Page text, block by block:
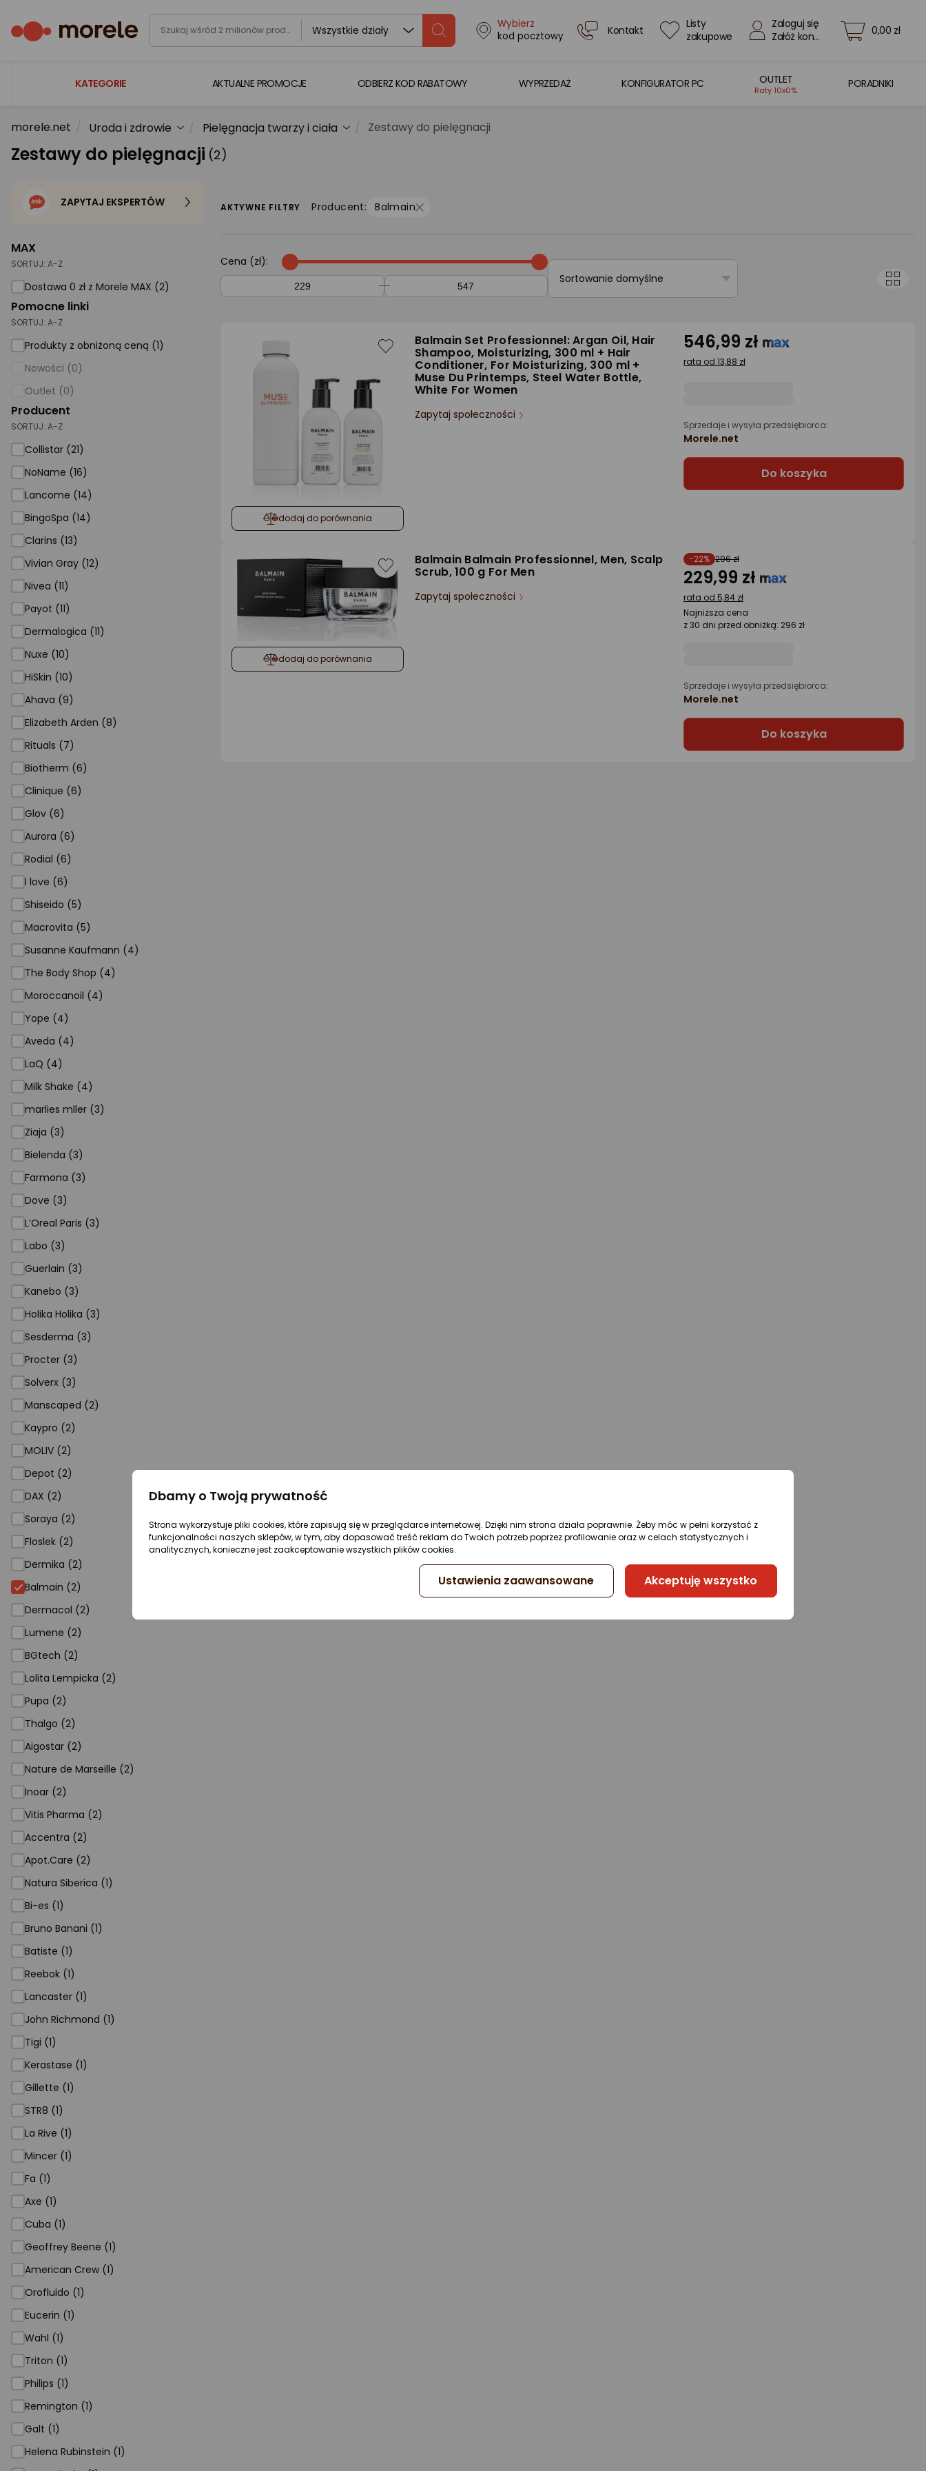
Wszystkie działy
Wybierz
kod pocztowy
Kontakt
Listy
zakupowe
Zaloguj się
Załóż konto
0,00 zł
KATEGORIE
Laptopy
Komputery
Gaming
Foto i kamery
AGD duże
Biuro i firma
Sport i turystyka
Supermarket
Strefa marek
AKTUALNE PROMOCJE ODBIERZ KOD RABATOWY WYPRZEDAŻ KONFIGURATOR PC OUTLET
Raty 10x0%
PORADNIKI
morele.net Uroda i zdrowie Pielęgnacja twarzy i ciała Zestawy do pielęgnacji
Zestawy do pielęgnacji (2)
MAX
SORTUJ: A-Z
Dostawa 0 zł z Morele MAX (2)
Pomocne linki
SORTUJ: A-Z
Produkty z obniżoną ceną (1)
Nowości (0)
Outlet (0)
Producent
SORTUJ: A-Z
Collistar (21)
NoName (16)
Lancome (14)
BingoSpa (14)
Clarins (13)
Vivian Gray (12)
Nivea (11)
Payot (11)
Dermalogica (11)
Nuxe (10)
HiSkin (10)
Ahava (9)
Elizabeth Arden (8)
Rituals (7)
Biotherm (6)
Clinique (6)
Glov (6)
Aurora (6)
Rodial (6)
I love (6)
Shiseido (5)
Macrovita (5)
Susanne Kaufmann (4)
The Body Shop (4)
Moroccanoil (4)
Yope (4)
Aveda (4)
LaQ (4)
Milk Shake (4)
marlies mller (3)
Ziaja (3)
Bielenda (3)
Farmona (3)
Dove (3)
L’Oreal Paris (3)
Labo (3)
Guerlain (3)
Kanebo (3)
Holika Holika (3)
Sesderma (3)
Procter (3)
Solverx (3)
Manscaped (2)
Kaypro (2)
MOLIV (2)
Depot (2)
DAX (2)
Soraya (2)
Floslek (2)
Dermika (2)
Balmain
Balmain (2)
Dermacol (2)
Lumene (2)
BGtech (2)
Lolita Lempicka (2)
Pupa (2)
Thalgo (2)
Aigostar (2)
Nature de Marseille (2)
Inoar (2)
Vitis Pharma (2)
Accentra (2)
Apot.Care (2)
Natura Siberica (1)
Bi-es (1)
Bruno Banani (1)
Batiste (1)
Reebok (1)
Lancaster (1)
John Richmond (1)
Tigi (1)
Kerastase (1)
Gillette (1)
STR8 (1)
La Rive (1)
Mincer (1)
Fa (1)
Axe (1)
Cuba (1)
Geoffrey Beene (1)
American Crew (1)
Orofluido (1)
Eucerin (1)
Wahl (1)
Triton (1)
Philips (1)
Remington (1)
Galt (1)
Helena Rubinstein (1)
ZAPYTAJ EKSPERTÓW AKTYWNE FILTRY Producent: Balmain
Cena (zł):
Sortowanie domyślne
dodaj do porównania
Balmain Set Professionnel: Argan Oil, Hair
Shampoo, Moisturizing, 300 ml + Hair
Conditioner, For Moisturizing, 300 ml +
Muse Du Printemps, Steel Water Bottle,
White For Women
Zapytaj społeczności
546,99 zł
rata od 13,88 zł
Sprzedaje i wysyła przedsiębiorca:
Morele.net
Do koszyka
dodaj do porównania
Balmain Balmain Professionnel, Men, Scalp
Scrub, 100 g For Men
Zapytaj społeczności
-22% 296 zł
229,99 zł
rata od 5,84 zł
Najniższa cena
z 30 dni przed obniżką: 296 zł
Sprzedaje i wysyła przedsiębiorca:
Morele.net
Do koszyka
Dbamy o Twoją prywatność
Strona wykorzystuje pliki cookies, które zapisują się w przeglądarce internetowej. Dzięki nim strona działa poprawnie. Żeby móc w pełni korzystać z
funkcjonalności naszych sklepów, w tym, aby dopasować treść reklam do Twoich potrzeb poprzez profilowanie oraz w celach statystycznych i
analitycznych, konieczne jest zaakceptowanie wszystkich plików cookies.
Ustawienia zaawansowane Akceptuję wszystko